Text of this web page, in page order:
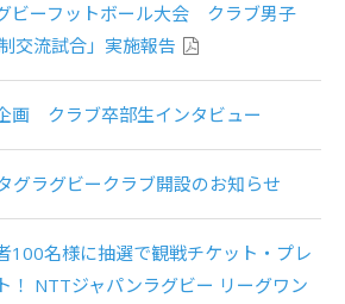
ビーフットボール大会 クラブ男子
交流試合」実施報告
画 クラブ卒部生インタビュー
グラグビークラブ開設のお知らせ
100名様に抽選で観戦チケット・プレ
！ NTTジャパンラグビー リーグワン